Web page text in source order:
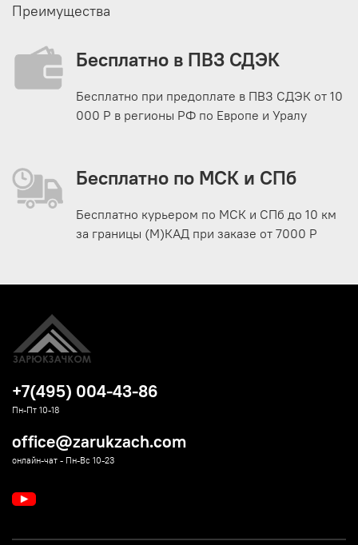
Преимущества
Бесплатно в ПВЗ СДЭК
Бесплатно при предоплате в ПВЗ СДЭК от 10
000 Р в регионы РФ по Европе и Уралу
Бесплатно по МСК и СПб
Бесплатно курьером по МСК и СПб до 10 км
за границы (М)КАД при заказе от 7000 Р
+7(495) 004-43-86
Пн-Пт 10-18
office@zarukzach.com
онлайн-чат - Пн-Вс 10-23